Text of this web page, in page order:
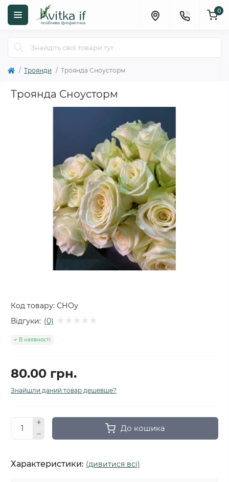
0
Троянди Троянда Сноусторм
Троянда Сноусторм
Код товару: СНОу
Відгуки: (0)
В наявності
80.00 грн.
Знайшли даний товар дешевше?
До кошика
Характеристики: (дивитися всі)